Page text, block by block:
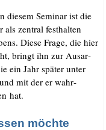
die­sem Semi­nar ist die
als zen­tral fest­hal­ten
Die­se Fra­ge, die hier
bringt ihn zur Aus­ar­
ein Jahr spä­ter unter
mit der er wahr­
hat.
möchte